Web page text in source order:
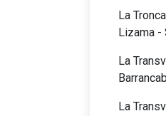
La
Lizama -
La
La